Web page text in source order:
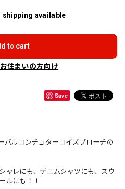
shipping available
to cart
住まいの方向け
Save
バルコンチョターコイズブローチの
ャレにも、デニムシャツにも、スウ
ルにも！！